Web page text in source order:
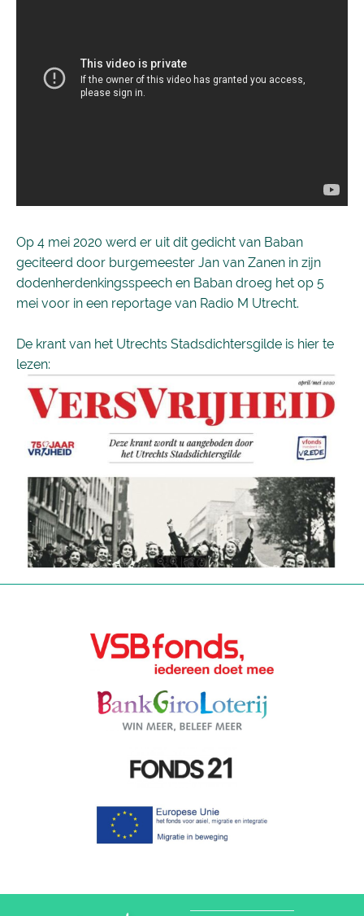
Op 4 mei 2020 werd er uit dit gedicht van Baban
geciteerd door burgemeester Jan van Zanen in zijn
dodenherdenkingsspeech en Baban droeg het op 5
mei voor in een reportage van Radio M Utrecht.
De krant van het Utrechts Stadsdichtersgilde is hier te
lezen: